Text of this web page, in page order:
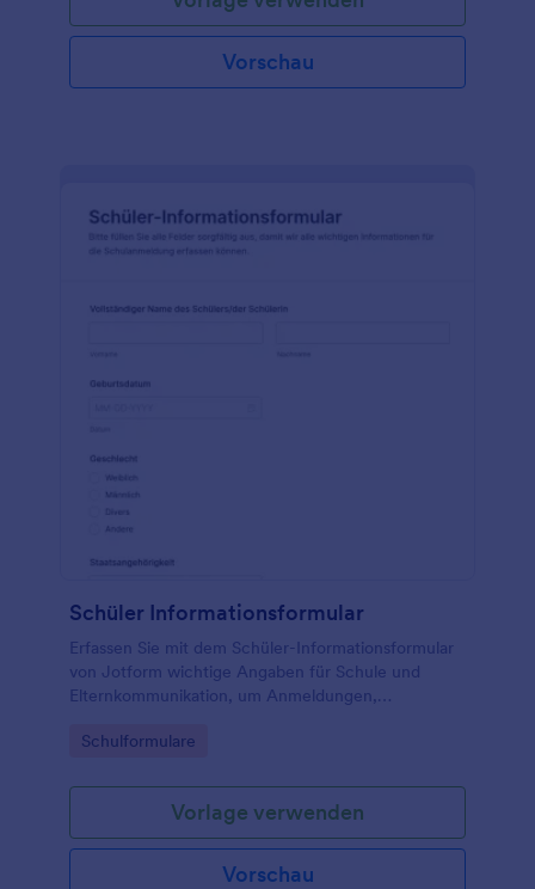
Vorschau
Schüler Informationsformular
Erfassen Sie mit dem Schüler-Informationsformular
von Jotform wichtige Angaben für Schule und
Elternkommunikation, um Anmeldungen,
Schulalltag einheitlich zu organisieren.
Go to Category:
Schulformulare
Vorlage verwenden
Vorschau